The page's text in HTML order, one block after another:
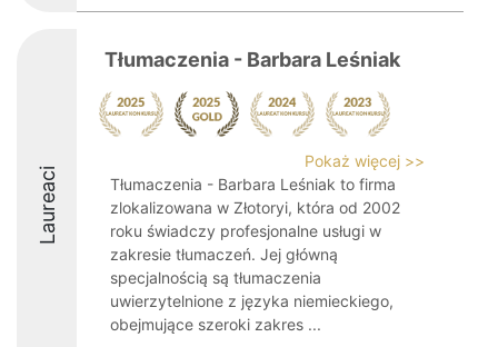
Laureaci
Tłumaczenia - Barbara Leśniak
Pokaż więcej >>
Tłumaczenia - Barbara Leśniak to firma
zlokalizowana w Złotoryi, która od 2002
roku świadczy profesjonalne usługi w
zakresie tłumaczeń. Jej główną
specjalnością są tłumaczenia
uwierzytelnione z języka niemieckiego,
obejmujące szeroki zakres ...